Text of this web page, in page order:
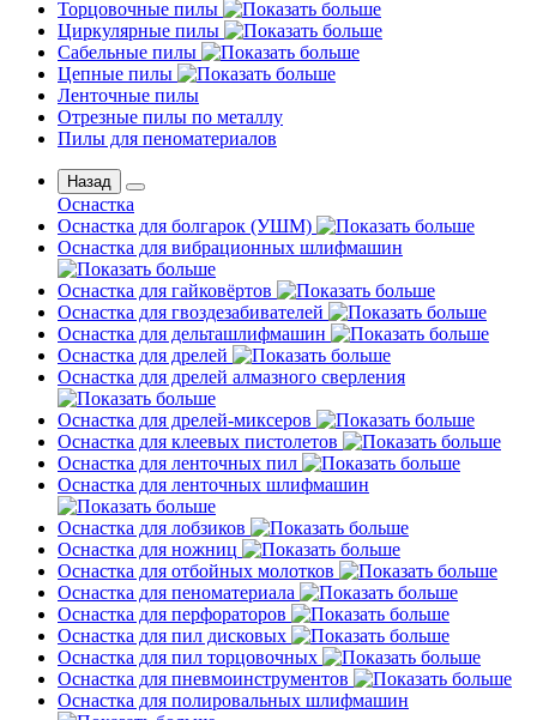
Торцовочные пилы
Циркулярные пилы
Сабельные пилы
Цепные пилы
Ленточные пилы
Отрезные пилы по металлу
Пилы для пеноматериалов
Назад
Оснастка
Оснастка для болгарок (УШМ)
Оснастка для вибрационных шлифмашин
Оснастка для гайковёртов
Оснастка для гвоздезабивателей
Оснастка для дельташлифмашин
Оснастка для дрелей
Оснастка для дрелей алмазного сверления
Оснастка для дрелей-миксеров
Оснастка для клеевых пистолетов
Оснастка для ленточных пил
Оснастка для ленточных шлифмашин
Оснастка для лобзиков
Оснастка для ножниц
Оснастка для отбойных молотков
Оснастка для пеноматериала
Оснастка для перфораторов
Оснастка для пил дисковых
Оснастка для пил торцовочных
Оснастка для пневмоинструментов
Оснастка для полировальных шлифмашин